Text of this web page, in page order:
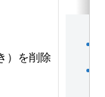
）を削除